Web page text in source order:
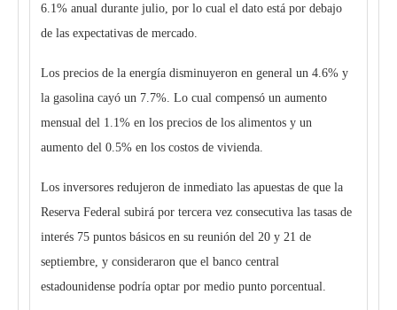
6.1% anual​ durante julio, por lo cual el dato está por debajo
de las expectativas de mercado.
Los precios de la energía disminuyeron en general un 4.6% y
la gasolina cayó un 7.7%. Lo cual compensó un aumento
mensual del 1.1% en los precios de los alimentos y un
aumento del 0.5% en los costos de vivienda.
Los inversores redujeron de inmediato las apuestas de que la
Reserva Federal subirá por tercera vez consecutiva las tasas de
interés 75 puntos básicos en su reunión del 20 y 21 de
septiembre, y consideraron que el banco central
estadounidense podría optar por medio punto porcentual.